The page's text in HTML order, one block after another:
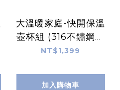
大溫暖家庭-快開保溫
壺杯組 (316不鏽鋼快
開咖啡保溫壺1700ml
+ 和風匠藝咖啡杯2入)
NT$1,399
加入購物車